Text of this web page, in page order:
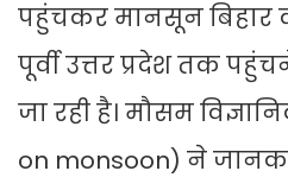
पहुंचकर मानसून बिहार
पूर्वी उत्तर प्रदेश तक
जा रही है। मौसम
on monsoon) ने